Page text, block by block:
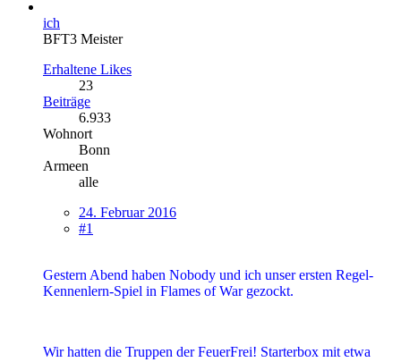
ich
BFT3 Meister
Erhaltene Likes
23
Beiträge
6.933
Wohnort
Bonn
Armeen
alle
24. Februar 2016
#1
Gestern Abend haben Nobody und ich unser ersten Regel-
Kennenlern-Spiel in Flames of War gezockt.
Wir hatten die Truppen der FeuerFrei! Starterbox mit etwa